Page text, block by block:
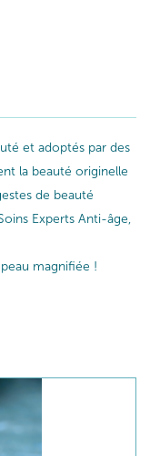
et adoptés par des
la beauté originelle
de beauté
Experts Anti-âge,
magnifiée !